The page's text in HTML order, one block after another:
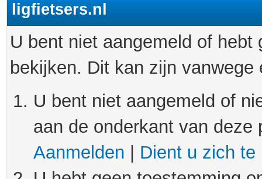
ligfietsers.nl
U bent niet aangemeld of
bekijken. Dit kan zijn
U bent niet aangemeld of
aan de onderkant van
Aanmelden
Dient u zich te